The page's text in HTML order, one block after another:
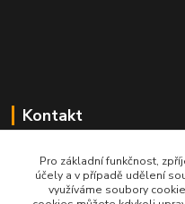
Kontakt
+420 284 811 501
Po - Pá, 8:00-16:30
Pro základní funkčnost,
účely a v případě udělení
využíváme soubory